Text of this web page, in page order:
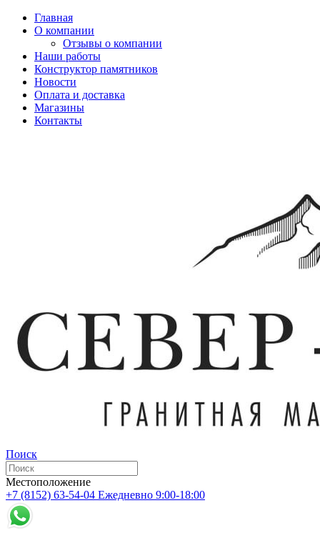
Главная
О компании
Отзывы о компании
Наши работы
Конструктор памятников
Новости
Оплата и доставка
Магазины
Контакты
Поиск
Местоположение
+7 (8152) 63-54-04 Ежедневно 9:00-18:00